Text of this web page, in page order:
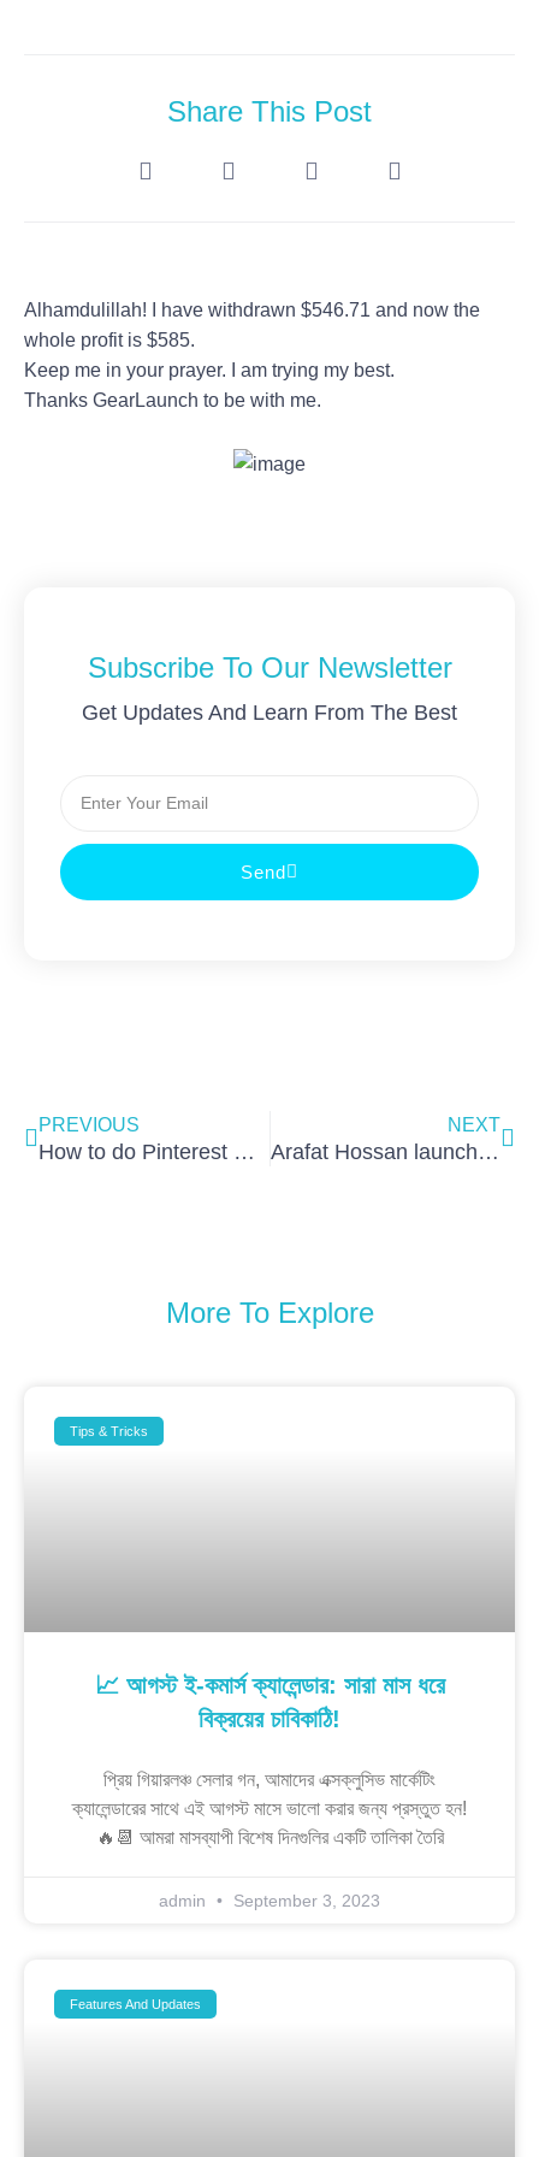
Share This Post
Alhamdulillah! I have withdrawn $546.71 and now the
whole profit is $585.
Keep me in your prayer. I am trying my best.
Thanks GearLaunch to be with me.
Subscribe To Our Newsletter
Get Updates And Learn From The Best
Send
PREVIOUS
How to do Pinterest Marketing
NEXT
Arafat Hossan launched his campaign and started getting sales
More To Explore
Tips & Tricks
📈 আগস্ট ই-কমার্স ক্যালেন্ডার: সারা মাস ধরে
বিক্রয়ের চাবিকাঠি!
প্রিয় গিয়ারলঞ্চ সেলার গন, আমাদের এক্সক্লুসিভ মার্কেটিং
ক্যালেন্ডারের সাথে এই আগস্ট মাসে ভালো করার জন্য প্রস্তুত হন!
🔥📆 আমরা মাসব্যাপী বিশেষ দিনগুলির একটি তালিকা তৈরি
admin September 3, 2023
Features And Updates